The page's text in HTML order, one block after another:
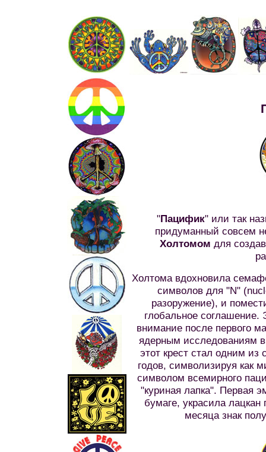
"Пацифик" или так
придуманный совсем
Холтомом для
Холтома вдохновила
символов для "N"
разоружение), и
глобальное соглашение.
внимание после первого
ядерным исследованиям
этот крест стал одним из
годов, символизируя как
символом всемирного
"куриная лапка". Первая
бумаге, украсила
месяца знак